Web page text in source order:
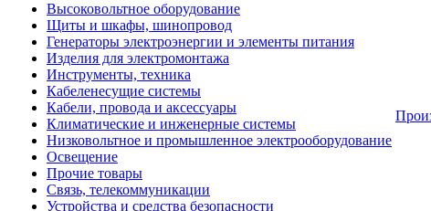
Высоковольтное оборудование
Щиты и шкафы, шинопровод
Генераторы электроэнергии и элементы питания
Изделия для электромонтажа
Инструменты, техника
Кабеленесущие системы
Кабели, провода и аксессуары
Климатические и инженерные системы
Низковольтное и промышленное электрооборудование
Освещение
Прочие товары
Связь, телекоммуникации
Устройства и средства безопасности